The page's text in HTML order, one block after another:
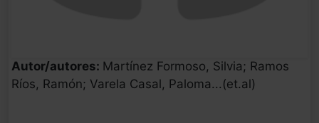
Autor/autores: Martínez Formoso, Silvia; Ramos
Ríos, Ramón; Varela Casal, Paloma...(et.al)